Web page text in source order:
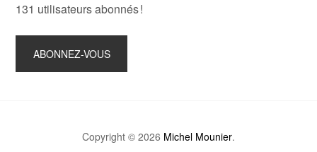
131 utilisateurs abonnés !
Copyright © 2026 Michel Mounier.